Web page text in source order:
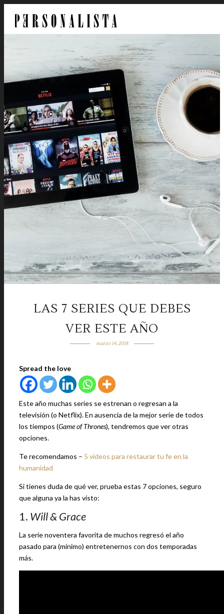
LAS 7 SERIES QUE DEBES
VER ESTE AÑO
marzo 14, 2018
Spread the love
Este año muchas series se estrenan o regresan a la
televisión (o Netflix). En ausencia de la mejor serie de todos
los tiempos (Game of Thrones), tendremos que ver otras
opciones.
Te recomendamos – 5 videos para restaurar tu fe en la
humanidad
Si tienes duda de qué ver, prueba estas 7 opciones, seguro
que alguna ya la has visto:
1. Will & Grace
La serie noventera favorita de muchos regresó el año
pasado para (mínimo) entretenernos con dos temporadas
más.